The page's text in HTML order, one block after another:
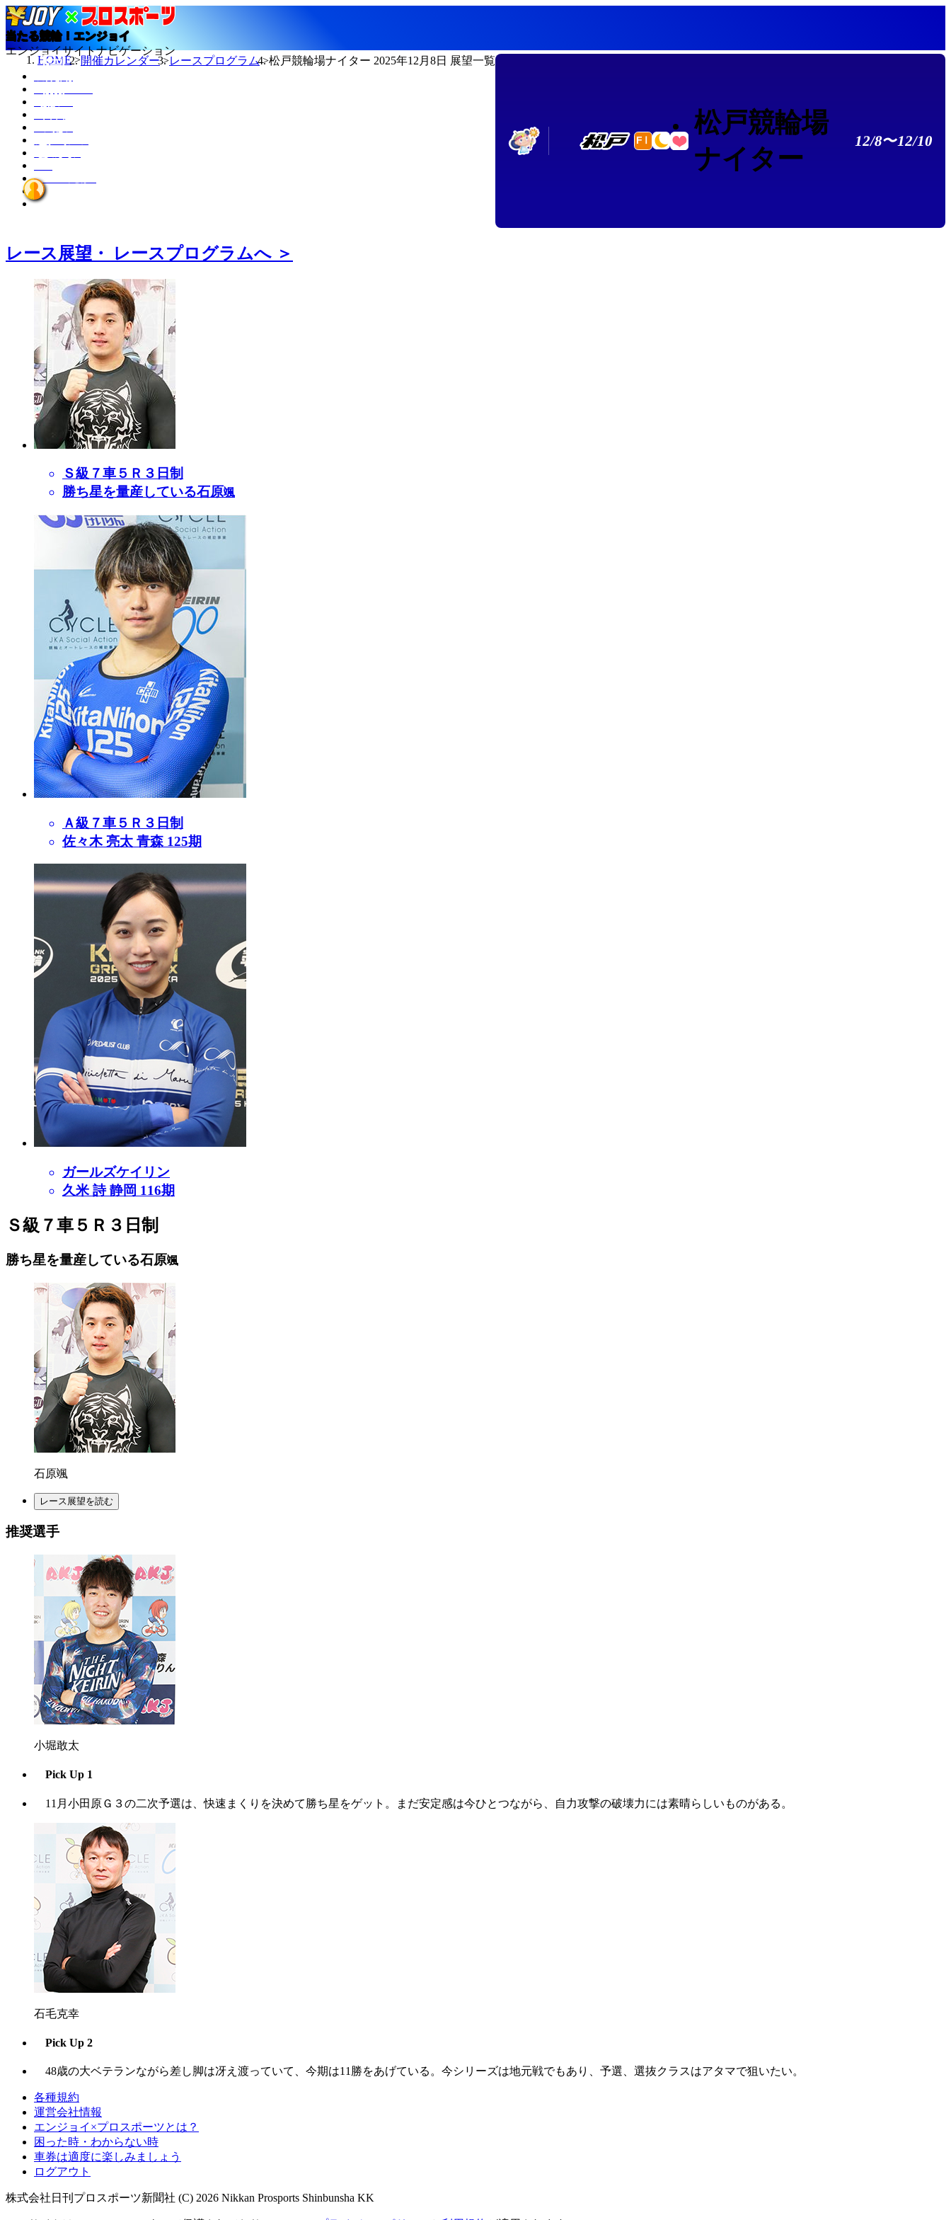
当たる競輪！エンジョイ
エンジョイサイトナビゲーション
エンジョイとは？
HOME 開催カレンダー レースプログラム 松戸競輪場ナイター 2025年12月8日 展望一覧
松戸競輪場
ナイター
12/8〜12/10
レース展望・ レースプログラムへ ＞
Ｓ級７車５Ｒ３日制
勝ち星を量産している石原颯
Ａ級７車５Ｒ３日制
佐々木 亮太 青森 125期
ガールズケイリン
久米 詩 静岡 116期
Ｓ級７車５Ｒ３日制
勝ち星を量産している石原颯
石原颯
レース展望を読む
推奨選手
小堀敢太
Pick Up 1
11月小田原Ｇ３の二次予選は、快速まくりを決めて勝ち星をゲット。まだ安定感は今ひとつながら、自力攻撃の破壊力には素晴らしいものがある。
石毛克幸
Pick Up 2
48歳の大ベテランながら差し脚は冴え渡っていて、今期は11勝をあげている。今シリーズは地元戦でもあり、予選、選抜クラスはアタマで狙いたい。
各種規約
運営会社情報
エンジョイ×プロスポーツとは？
困った時・わからない時
車券は適度に楽しみましょう
ログアウト
株式会社日刊プロスポーツ新聞社 (C) 2026 Nikkan Prosports Shinbunsha KK